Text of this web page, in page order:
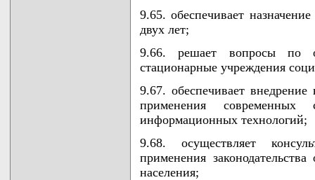
9.65. обеспечивает
двух лет;
9.66. решает вопросы по
стационарные учреждения
9.67. обеспечивает
применения современных
информационных технологий;
9.68. осуществляет
применения
населения;